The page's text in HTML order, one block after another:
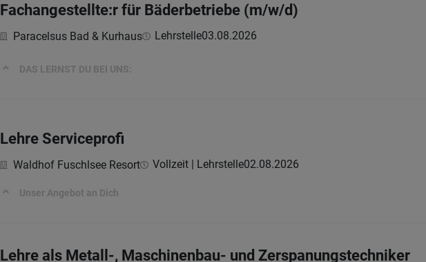
Fachangestellte:r für Bäderbetriebe (m/w/d)
Paracelsus Bad & Kurhaus Lehrstelle03.08.2026
DAS LERNST DU BEI UNS:
Lehre Serviceprofi
Waldhof Fuschlsee Resort Vollzeit | Lehrstelle02.08.2026
Unser Angebot an Dich
Lehre als Metall-, Maschinenbau- und Zerspanungstechniker